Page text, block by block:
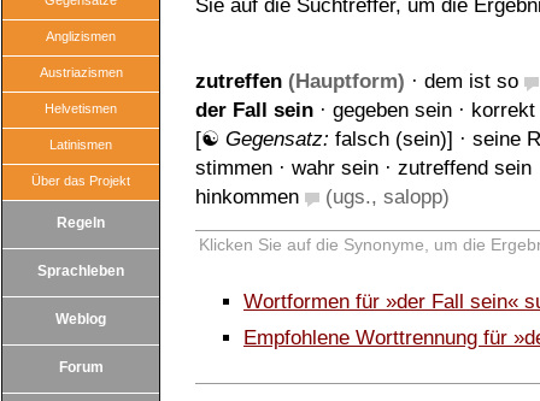
Anglizismen
Austriazismen
Helvetismen
Latinismen
Über das Projekt
Regeln
Sprachleben
Weblog
Forum
Sie auf die Suchtreffer, um die
zutreffen (Hauptform) · dem ist so
der Fall sein · gegeben sein · korrekt
[☯ Gegensatz: falsch (sein)] · seine
stimmen · wahr sein · zutreffend sein
hinkommen
(ugs., salopp)
Klicken Sie auf die Synonyme, um die
Wortformen für »der Fall sein«
Empfohlene Worttrennung für